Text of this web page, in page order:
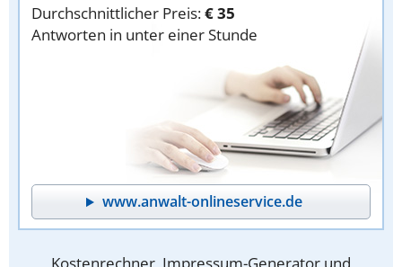
Durchschnittlicher Preis:€ 35
Antworten in unter einer Stunde
www.anwalt-onlineservice.de
Kostenrechner, Impressum-Generator und